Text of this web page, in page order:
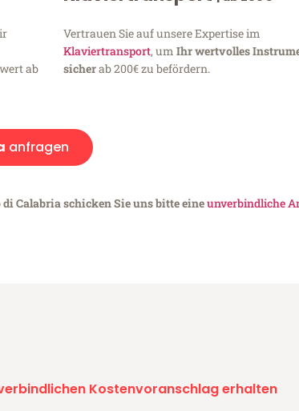
ab
Vertrauen Sie auf unsere Expertise im
Klaviertransport, um Ihr wertvolles
sicherab 200€ zu befördern.
anfragen
Calabria schicken Sie uns bitte eineunverbindliche
Kostenvoranschlag erhalten